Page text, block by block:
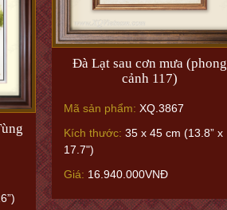
Đà Lạt sau cơn mưa (phong
cảnh 117)
Mã sản phẩm: XQ.3867
Kích thước: 35 x 45 cm (13.8” x
17.7")
Giá: 16.940.000VNĐ